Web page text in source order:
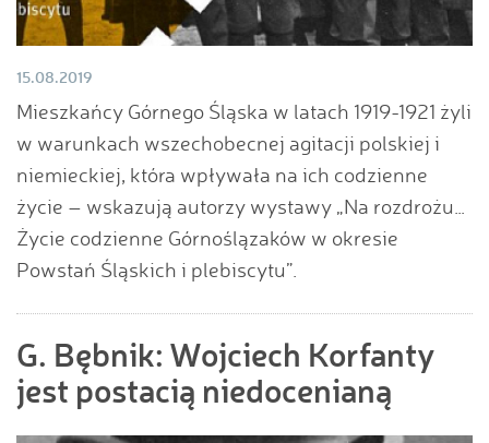
15.08.2019
Mieszkańcy Górnego Śląska w latach 1919-1921 żyli
w warunkach wszechobecnej agitacji polskiej i
niemieckiej, która wpływała na ich codzienne
życie – wskazują autorzy wystawy „Na rozdrożu…
Życie codzienne Górnoślązaków w okresie
Powstań Śląskich i plebiscytu”.
G. Bębnik: Wojciech Korfanty
jest postacią niedocenianą